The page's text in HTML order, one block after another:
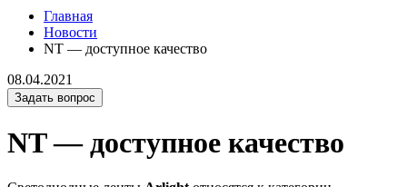
Главная
Новости
NT — доступное качество
08.04.2021
Задать вопрос
NT — доступное качество